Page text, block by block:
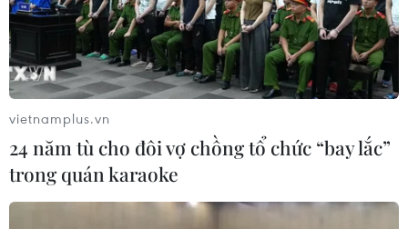
vietnamplus.vn
24 năm tù cho đôi vợ chồng tổ chức “bay lắc”
trong quán karaoke